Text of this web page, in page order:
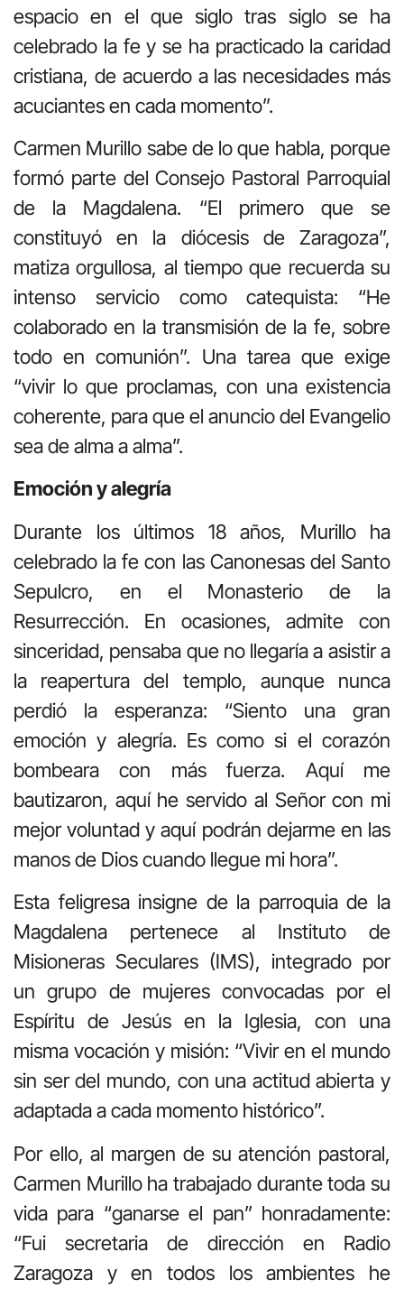
espacio en el que siglo tras siglo se ha
celebrado la fe y se ha practicado la caridad
cristiana, de acuerdo a las necesidades más
acuciantes en cada momento”.
Carmen Murillo sabe de lo que habla, porque
formó parte del Consejo Pastoral Parroquial
de la Magdalena. “El primero que se
constituyó en la diócesis de Zaragoza”,
matiza orgullosa, al tiempo que recuerda su
intenso servicio como catequista: “He
colaborado en la transmisión de la fe, sobre
todo en comunión”. Una tarea que exige
“vivir lo que proclamas, con una existencia
coherente, para que el anuncio del Evangelio
sea de alma a alma”.
Emoción y alegría
Durante los últimos 18 años, Murillo ha
celebrado la fe con las Canonesas del Santo
Sepulcro, en el Monasterio de la
Resurrección. En ocasiones, admite con
sinceridad, pensaba que no llegaría a asistir a
la reapertura del templo, aunque nunca
perdió la esperanza: “Siento una gran
emoción y alegría. Es como si el corazón
bombeara con más fuerza. Aquí me
bautizaron, aquí he servido al Señor con mi
mejor voluntad y aquí podrán dejarme en las
manos de Dios cuando llegue mi hora”.
Esta feligresa insigne de la parroquia de la
Magdalena pertenece al Instituto de
Misioneras Seculares (IMS), integrado por
un grupo de mujeres convocadas por el
Espíritu de Jesús en la Iglesia, con una
misma vocación y misión: “Vivir en el mundo
sin ser del mundo, con una actitud abierta y
adaptada a cada momento histórico”.
Por ello, al margen de su atención pastoral,
Carmen Murillo ha trabajado durante toda su
vida para “ganarse el pan” honradamente:
“Fui secretaria de dirección en Radio
Zaragoza y en todos los ambientes he